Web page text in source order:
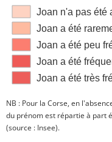
Joan n'a pas été
Joan a été
Joan a été peu
Joan a été
Joan a été très
NB : Pour la Corse, en
du prénom est répartie à part
(source : Insee).